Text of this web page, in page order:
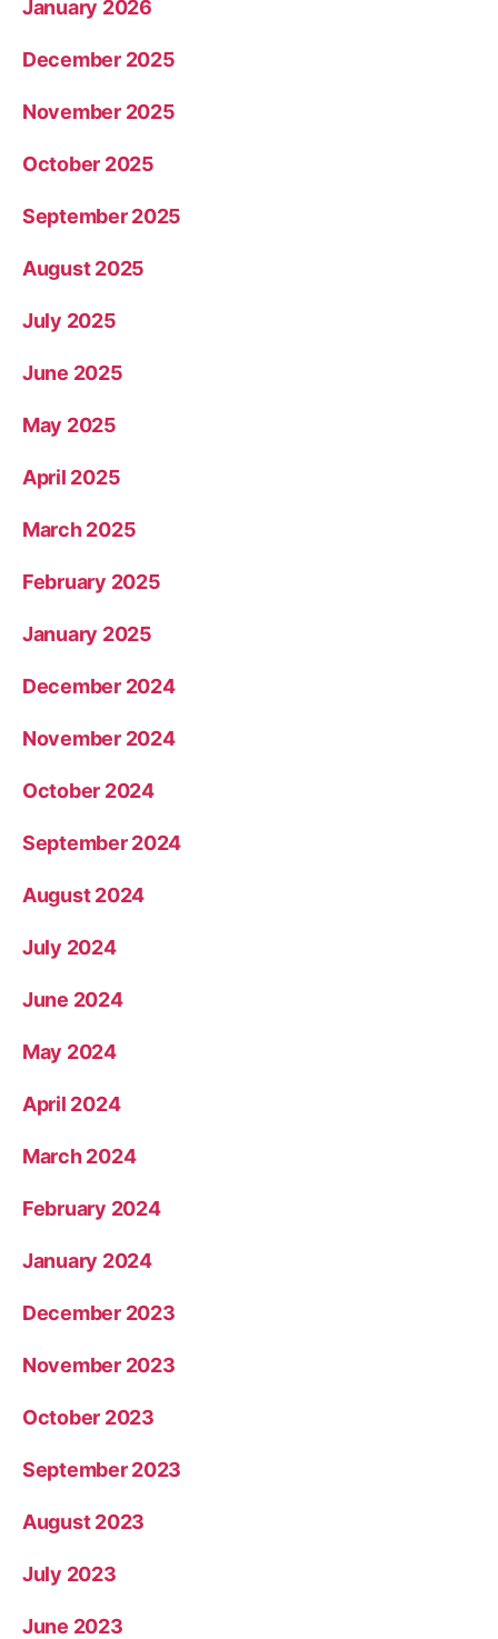
January 2026
December 2025
November 2025
October 2025
September 2025
August 2025
July 2025
June 2025
May 2025
April 2025
March 2025
February 2025
January 2025
December 2024
November 2024
October 2024
September 2024
August 2024
July 2024
June 2024
May 2024
April 2024
March 2024
February 2024
January 2024
December 2023
November 2023
October 2023
September 2023
August 2023
July 2023
June 2023